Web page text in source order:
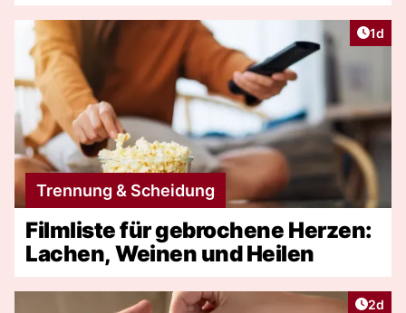
1d
Trennung & Scheidung
Filmliste für gebrochene Herzen:
Lachen, Weinen und Heilen
2d